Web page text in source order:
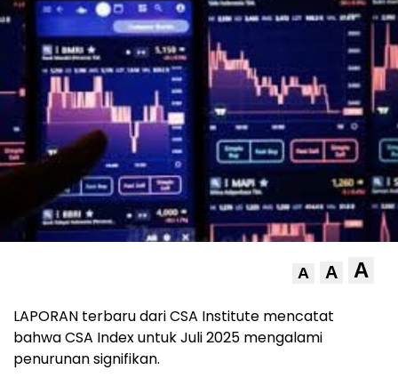
A A A
LAPORAN terbaru dari CSA Institute mencatat
bahwa CSA Index untuk Juli 2025 mengalami
penurunan signifikan.